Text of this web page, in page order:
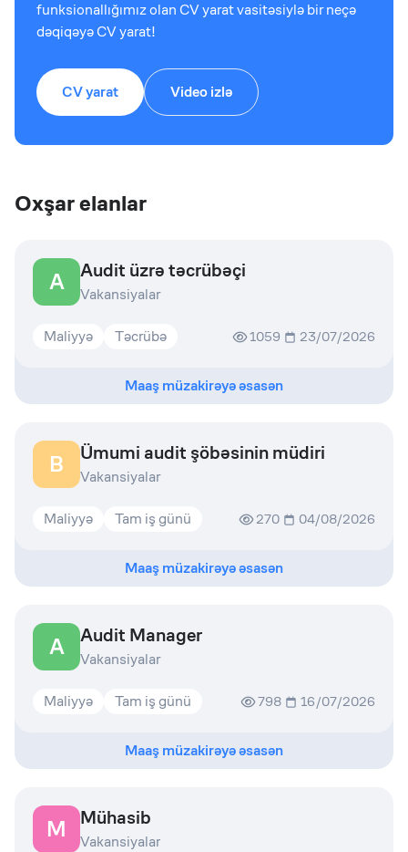
funksionallığımız olan CV yarat vasitəsiylə bir neçə
dəqiqəyə CV yarat!
CV yarat Video izlə
Oxşar elanlar
A Audit üzrə təcrübəçi
Vakansiyalar
Maliyyə Təcrübə 1059 23/07/2026
Maaş müzakirəyə əsasən
B Ümumi audit şöbəsinin müdiri
Vakansiyalar
Maliyyə Tam iş günü 270 04/08/2026
Maaş müzakirəyə əsasən
A Audit Manager
Vakansiyalar
Maliyyə Tam iş günü 798 16/07/2026
Maaş müzakirəyə əsasən
M Mühasib
Vakansiyalar